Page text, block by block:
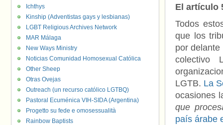
El artículo
Todos
que los
por
colectivo
LGTB. La
ocasiones
que
país árabe
Ichthys
Kinship (Adventistas gays y lesbianas)
LGBT Religious Archives Network
MAR Málaga
New Ways Ministry
Noticias Comunidad Homosexual Católica
Other Sheep
Otras Ovejas
Outreach (un recurso católico LGTBQ)
Pastoral Ecuménica VIH-SIDA (Argentina)
Progetto su fede e omosessualità
Rainbow Baptists